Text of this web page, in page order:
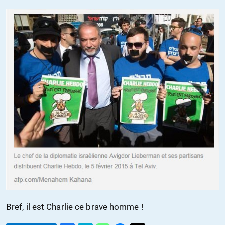
Bref, il est Charlie ce brave homme !